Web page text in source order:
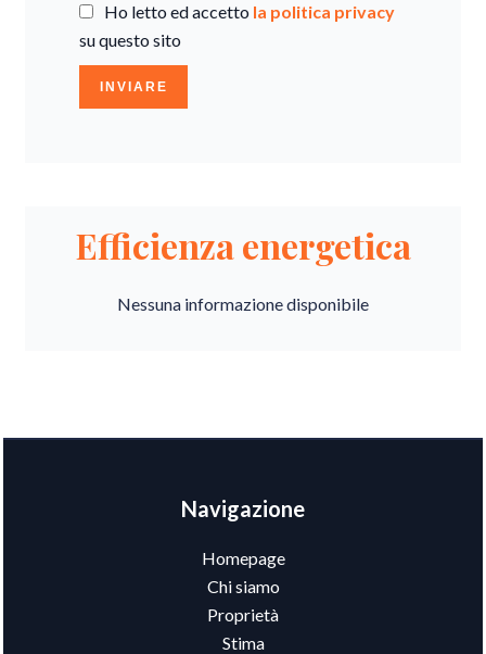
Ho letto ed accetto la politica privacy
su questo sito
INVIARE
Efficienza energetica
Nessuna informazione disponibile
Navigazione
Homepage
Chi siamo
Proprietà
Stima